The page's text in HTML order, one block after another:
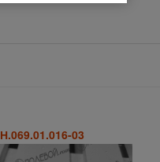
Н.069.01.016-03